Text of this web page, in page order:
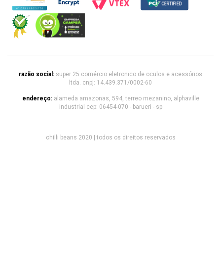
razão social: super 25 comércio eletronico de oculos e acessórios
ltda. cnpj: 14.439.371/0002-60
endereço: alameda amazonas, 594, terreo mezanino, alphaville
industrial cep: 06454-070 - barueri - sp
chilli beans 2020 | todos os direitos reservados